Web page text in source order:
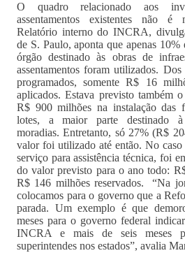
O quadro relacionado aos
assentamentos existentes não é
Relatório interno do INCRA,
de S. Paulo, aponta que apenas 10%
órgão destinado às obras de
assentamentos foram utilizados.
programados, somente R$ 16
aplicados. Estava previsto também
R$ 900 milhões na instalação das
lotes, a maior parte destinado à
moradias. Entretanto, só 27% (R$
valor foi utilizado até então. No caso
serviço para assistência técnica, foi
do valor previsto para o ano todo:
R$ 146 milhões reservados. “Na
colocamos para o governo que a
parada. Um exemplo é que
meses para o governo federal
INCRA e mais de seis meses
superintendes nos estados”, avalia